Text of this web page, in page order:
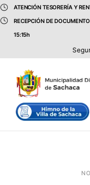
ATENCIÓN TESORERÍA Y
RECEPCIÓN DE
15:15h